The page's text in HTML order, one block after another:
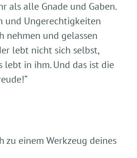
als alle Gnade und Gaben.
und Ungerechtigkeiten
nehmen und gelassen
lebt nicht sich selbst,
lebt in ihm. Und das ist die
zu einem Werkzeug deines